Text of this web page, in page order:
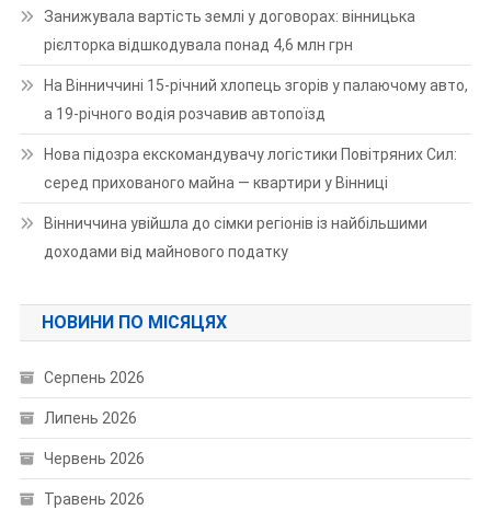
Занижувала вартість землі у договорах: вінницька
рієлторка відшкодувала понад 4,6 млн грн
На Вінниччині 15-річний хлопець згорів у палаючому авто,
а 19-річного водія розчавив автопоїзд
Нова підозра екскомандувачу логістики Повітряних Сил:
серед прихованого майна — квартири у Вінниці
Вінниччина увійшла до сімки регіонів із найбільшими
доходами від майнового податку
НОВИНИ ПО МІСЯЦЯХ
Серпень 2026
Липень 2026
Червень 2026
Травень 2026